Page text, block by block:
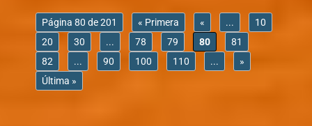
Página 80 de 201 « Primera « ...
10
20
30 ... 78 79 80
81
82
... 90 100 110 ...
»
Última »